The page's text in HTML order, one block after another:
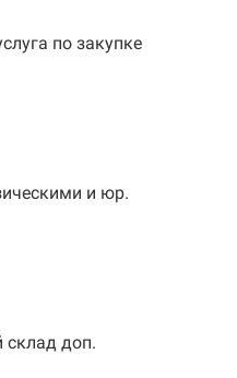
по закупке
и юр.
склад доп.